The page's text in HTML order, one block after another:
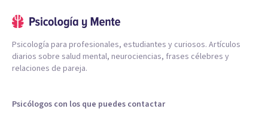
Psicología para profesionales, estudiantes y curiosos. Artículos
diarios sobre salud mental, neurociencias, frases célebres y
relaciones de pareja.
Psicólogos con los que puedes contactar